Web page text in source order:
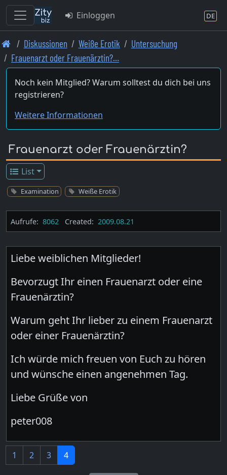
Skip
to
main
content
Einloggen DE
Diskussionen Weiße Erotik
Untersuchung
Frauenarzt oder Frauenärztin?…
Noch kein Mitglied? Warum solltest du dich bei uns
registrieren?
Weitere Informationen
Frauenarzt oder Frauenärztin?
List
Examination Weiße Erotik
Aufrufe: 8062 Created: 2009.08.21
Liebe weiblichen Mitglieder!
Bevorzugt Ihr einen Frauenarzt oder eine
Frauenärztin?
Warum geht Ihr lieber zu einem Frauenarzt
oder einer Frauenärztin?
Ich würde mich freuen von Euch zu hören
und wünsche einen angenehmen Tag.
Liebe Grüße von
peter008
1 2 3 4